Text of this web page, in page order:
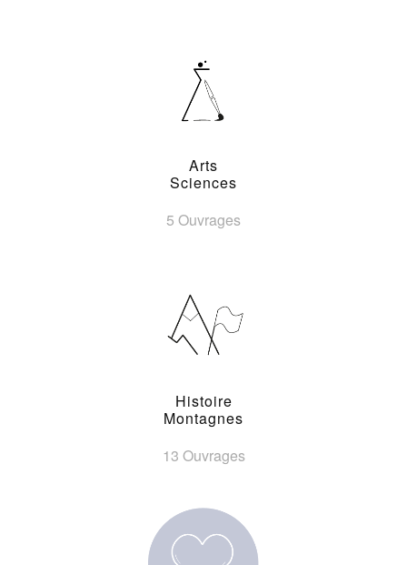
Arts
Sciences
5 Ouvrages
Histoire
Montagnes
13 Ouvrages